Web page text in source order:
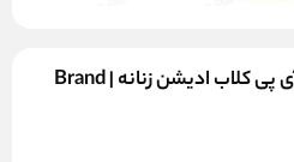
ادکلن برند کالکشن ۲۱۲ وی آی پی کلاب ادیشن زنانه | Brand